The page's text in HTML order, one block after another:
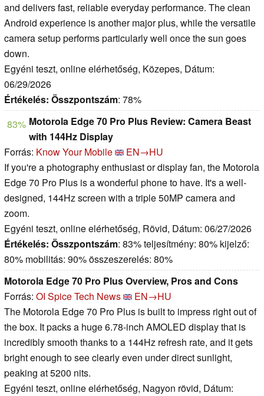
and delivers fast, reliable everyday performance. The clean
Android experience is another major plus, while the versatile
camera setup performs particularly well once the sun goes
down.
Egyéni teszt, online elérhetőség, Közepes, Dátum:
06/29/2026
Értékelés: Összpontszám: 78%
83% Motorola Edge 70 Pro Plus Review: Camera Beast
with 144Hz Display
Forrás: Know Your Mobile
EN→HU
If you're a photography enthusiast or display fan, the Motorola
Edge 70 Pro Plus is a wonderful phone to have. It's a well-
designed, 144Hz screen with a triple 50MP camera and
zoom.
Egyéni teszt, online elérhetőség, Rövid, Dátum: 06/27/2026
Értékelés: Összpontszám: 83% teljesítmény: 80% kijelző:
80% mobilitás: 90% összeszerelés: 80%
Motorola Edge 70 Pro Plus Overview, Pros and Cons
Forrás: OI Spice Tech News
EN→HU
The Motorola Edge 70 Pro Plus is built to impress right out of
the box. It packs a huge 6.78-inch AMOLED display that is
incredibly smooth thanks to a 144Hz refresh rate, and it gets
bright enough to see clearly even under direct sunlight,
peaking at 5200 nits.
Egyéni teszt, online elérhetőség, Nagyon rövid, Dátum: